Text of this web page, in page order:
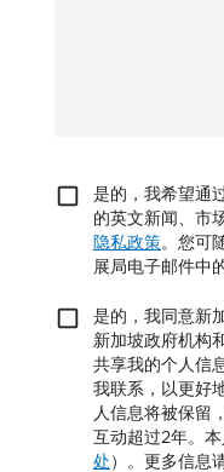
是的，我希望通
的英文新闻、市
隐私政策。您可
展局电子邮件中
是的，我同意新
新加坡政府机构
共享我的个人信
我联系，以更好
人信息将被保留
互动超过2年。
处 ）。更多信息